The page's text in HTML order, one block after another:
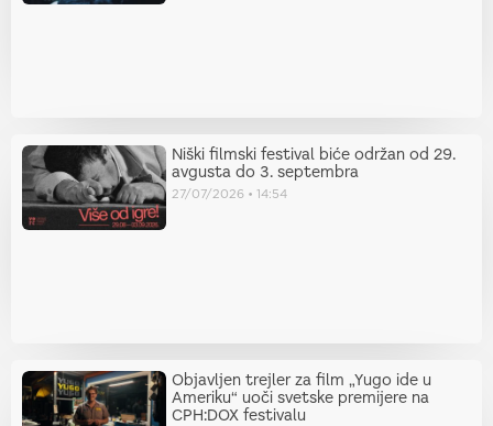
Niški filmski festival biće održan od 29.
avgusta do 3. septembra
27/07/2026 14:54
Objavljen trejler za film „Yugo ide u
Ameriku“ uoči svetske premijere na
CPH:DOX festivalu